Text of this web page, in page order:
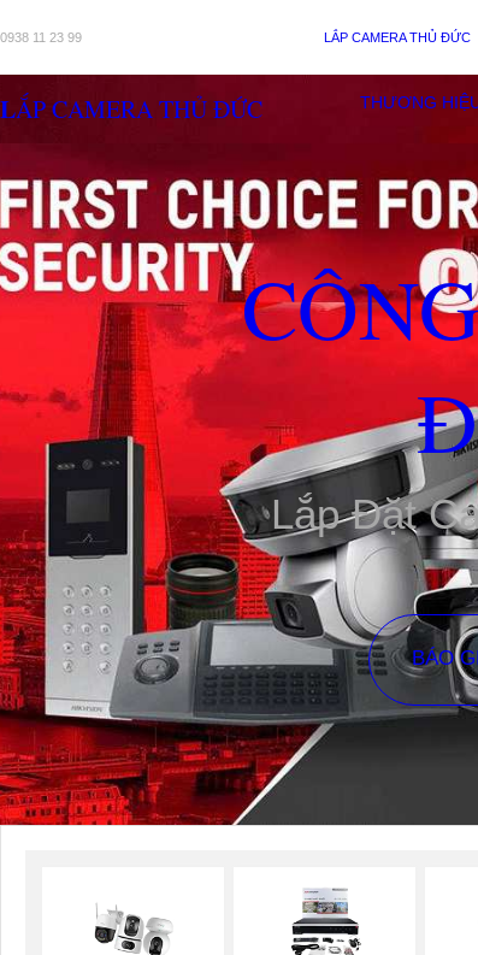
0938 11 23 99 LẮP CAMERA THỦ ĐỨC
LẮP CAMERA THỦ ĐỨC THƯƠNG
Lắp Đặt
BÁO